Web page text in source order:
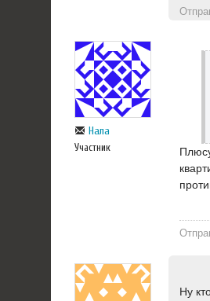
Нала
Участник
Ну